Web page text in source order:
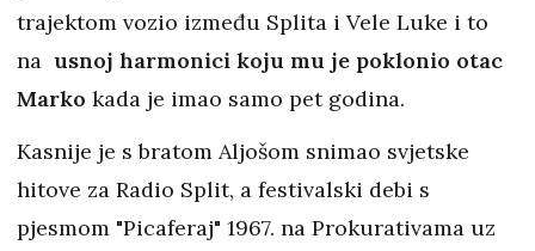
trajektom vozio između Splita i Vele Luke i to
na usnoj harmonici koju mu je poklonio otac
Marko kada je imao samo pet godina.
Kasnije je s bratom Aljošom snimao svjetske
hitove za Radio Split, a festivalski debi s
pjesmom "Picaferaj" 1967. na Prokurativama uz